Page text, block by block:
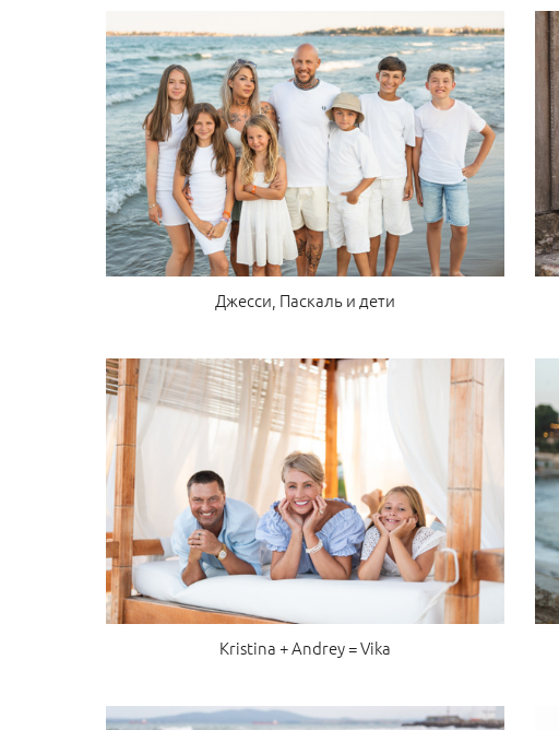
Джесси, Паскаль и дети
Kristina + Andrey = Vika